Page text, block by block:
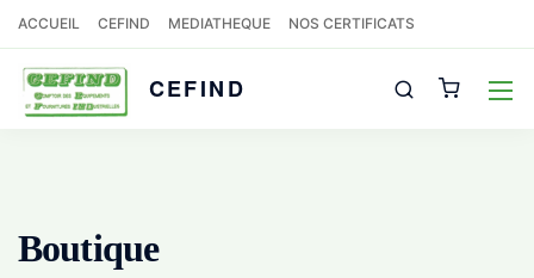
ACCUEIL CEFIND MEDIATHEQUE NOS CERTIFICATS
CEFIND
Boutique